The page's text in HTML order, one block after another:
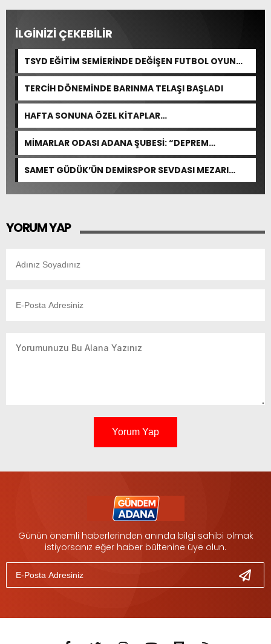
İLGİNİZİ ÇEKEBİLİR
TSYD EĞİTİM SEMİERİNDE DEĞİŞEN FUTBOL OYUN
KURALLARI ANLATILDI
TERCİH DÖNEMİNDE BARINMA TELAŞI BAŞLADI
HAFTA SONUNA ÖZEL KİTAPLAR…
MİMARLAR ODASI ADANA ŞUBESİ: “DEPREM
YARGILAMALARI DÖNEMİN MEVZUATINA VE BİLİMSEL
ESASLARA GÖRE YAPILMALIDIR”
SAMET GÜDÜK’ÜN DEMİRSPOR SEVDASI MEZARI
BAŞINDA YAŞATILDI
YORUM YAP
Yorum Yap
Günün önemli haberlerinden anında bilgi sahibi olmak
istiyorsanız eğer haber bültenine üye olun.